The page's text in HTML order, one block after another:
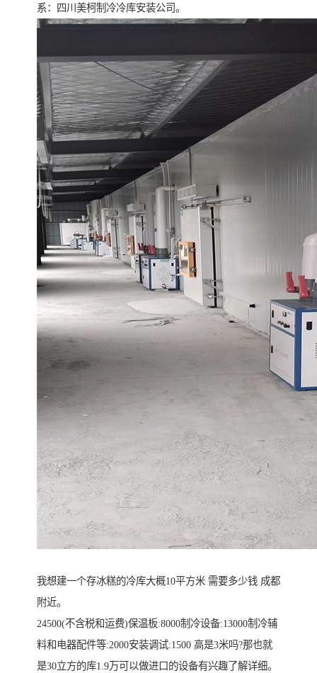
系：四川美柯制冷冷库安装公司。
我想建一个存冰糕的冷库大概10平方米 需要多少钱 成都
附近。
24500(不含税和运费)保温板:8000制冷设备:13000制冷辅
料和电器配件等:2000安装调试:1500 高是3米吗?那也就
是30立方的库1.9万可以做进口的设备有兴趣了解详细。